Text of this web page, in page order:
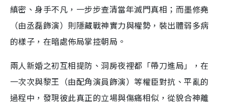
縝密、身手不凡，一步步查清當年滅門真相；而墨修堯
（由丞磊飾演）則隱藏戰神實力與權勢，裝出體弱多病
的樣子，在暗處佈局掌控朝局。
兩人新婚之初互相提防、洞房夜裡都「帶刀進局」，在
一次次與黎王（由配角演員飾演）等權臣對抗、平亂的
過程中，發現彼此真正的立場與傷痛相似，從貌合神離